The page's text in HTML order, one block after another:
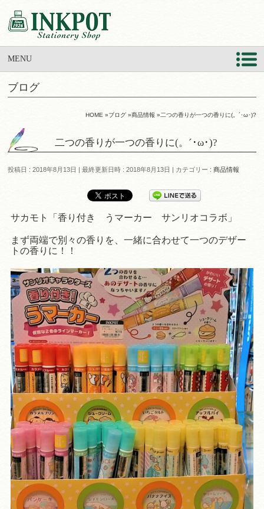
MENU
ブログ
HOME »ブログ»商品情報 »二つの香りが一つの香りに(。´･ω･)?
二つの香りが一つの香りに(。´･ω･)?
投稿日 : 2018年8月13日 最終更新日時 : 2018年8月13日 カテゴリー :商品情報
サカモト「香り付き うマーカー サンリオコラボ」
まず両端で別々の香りを、一緒に合わせて一つのデザー
トの香りに！！